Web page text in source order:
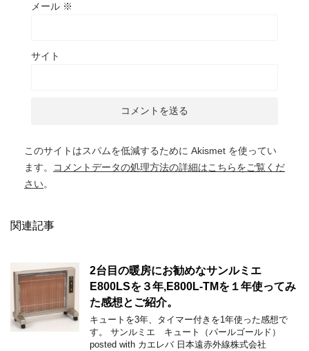
メール ※
サイト
このサイトはスパムを低減するために Akismet を使ってい
ます。
コメントデータの処理方法の詳細はこちらをご覧くだ
さい。
関連記事
2台目の暖房にお勧めなサンルミエ
E800LSを３年,E800L-TMを１年使ってみ
た感想とご紹介。
キュートを3年、タイマー付きを1年使った感想で
す。 サンルミエ キュート（パールゴールド）
posted with カエレバ 日本遠赤外線株式会社